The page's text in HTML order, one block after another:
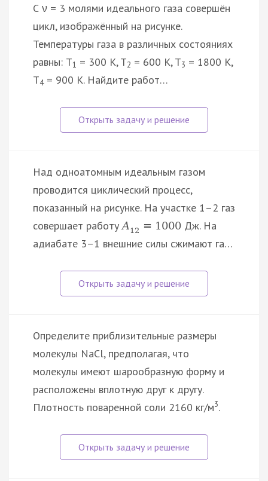
С ν = 3 молями идеального газа совершён
цикл, изображённый на рисунке.
Температуры газа в различных состояниях
равны: T1 = 300 K, T2 = 600 K, T3 = 1800 K,
T4= 900 K. Найдите работ…
Над одноатомным идеальным газом
проводится циклический процесс,
показанный на рисунке. На участке 1–2 газ
совершает работуA 12 = 1000 Дж. На
адиабате 3–1 внешние силы сжимают га…
Определите приблизительные размеры
молекулы NaCl, предполагая, что
молекулы имеют шарообразную форму и
расположены вплотную друг к другу.
Плотность поваренной соли 2160 кг/м3.